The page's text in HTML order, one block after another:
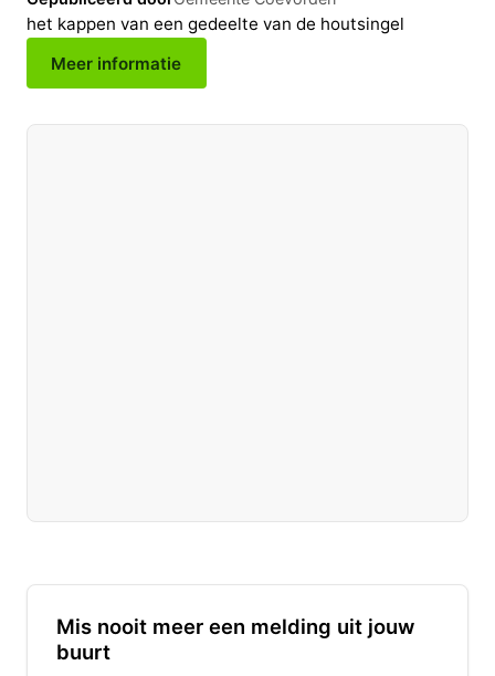
het kappen van een gedeelte van de houtsingel
Meer informatie
Mis nooit meer een melding uit jouw
buurt